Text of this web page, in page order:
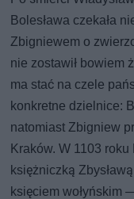
Bolesława czekała
Zbigniewem o
nie zostawił bowiem
ma stać na czele
konkretne dzielnice:
natomiast Zbigniew
Kraków. W 1103
księżniczką
księciem wołyńskim